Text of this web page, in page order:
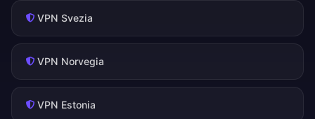
VPN Svezia
VPN Norvegia
VPN Estonia